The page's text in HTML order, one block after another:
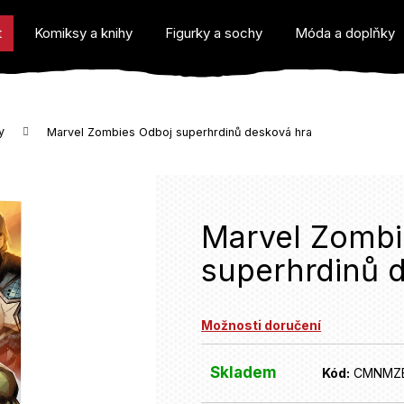
Komiksy a knihy Figurky a sochy Móda a doplňky
Marvel Zombies Odboj superhrdinů desková hra
Marvel
superhrdinů
Možnosti doručení
Skladem Kód:
potřebujete najít?